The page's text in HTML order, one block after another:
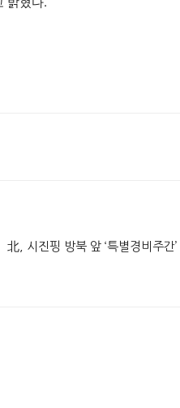
北, 시진핑 방북 앞 ‘특별경비주간